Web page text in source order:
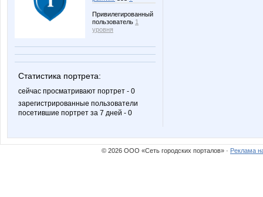
Привилегированный
пользователь 1
уровня
Статистика портрета:
сейчас просматривают портрет - 0
зарегистрированные пользователи
посетившие портрет за 7 дней - 0
© 2026 ООО «Сеть городских порталов» · Реклама